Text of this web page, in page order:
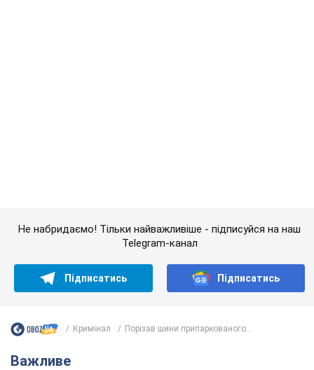
Не набридаємо! Тільки найважливіше - підписуйся на наш
Telegram-канал
Підписатись Підписатись
Кримінал Порізав шини припаркованого...
Важливе